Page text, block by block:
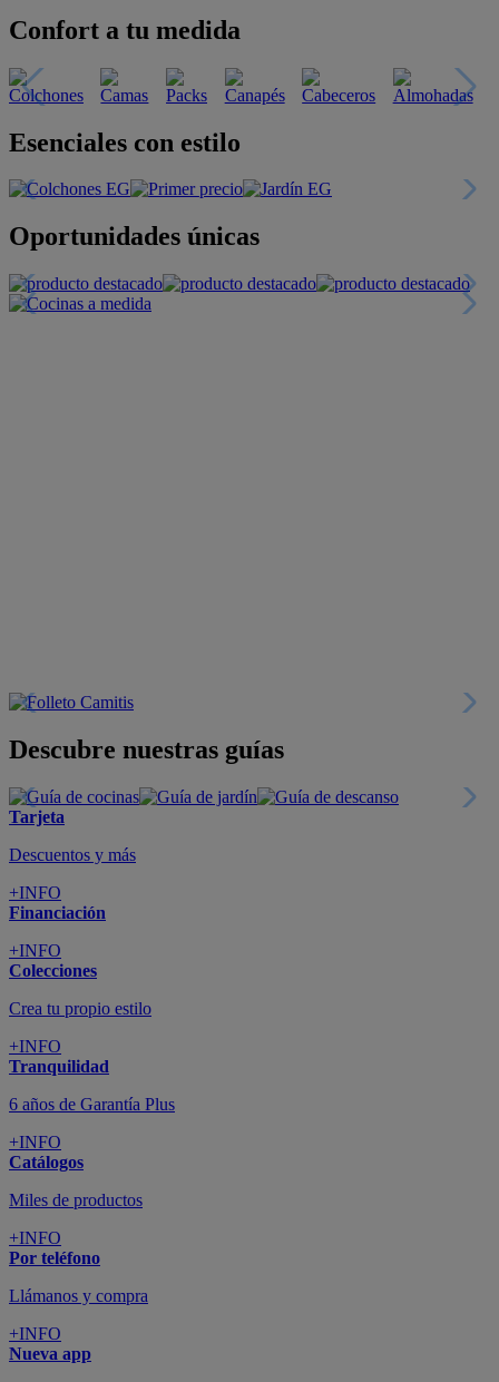
Confort a tu medida
Esenciales con estilo
Oportunidades únicas
Descubre nuestras guías
Tarjeta
Descuentos y más
+INFO
Financiación
+INFO
Colecciones
Crea tu propio estilo
+INFO
Tranquilidad
6 años de Garantía Plus
+INFO
Catálogos
Miles de productos
+INFO
Por teléfono
Llámanos y compra
+INFO
Nueva app